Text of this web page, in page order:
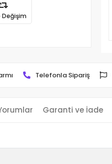
Değişim
Telefonla Sipariş
Garanti ve İade